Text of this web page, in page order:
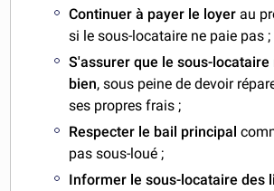
Continuer à payer le loyer au
si le sous-locataire ne paie pas ;
S'assurer que le sous-locataire
bien, sous peine de devoir
ses propres frais ;
Respecter le bail principal
pas sous-loué ;
Informer le sous-locataire des